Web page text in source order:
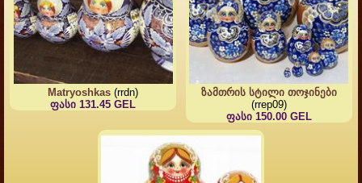
Matryoshkas (rrdn)
ფასი 131.45 GEL
ზამთრის სტილი თოჯინები
(rrep09)
ფასი 150.00 GEL